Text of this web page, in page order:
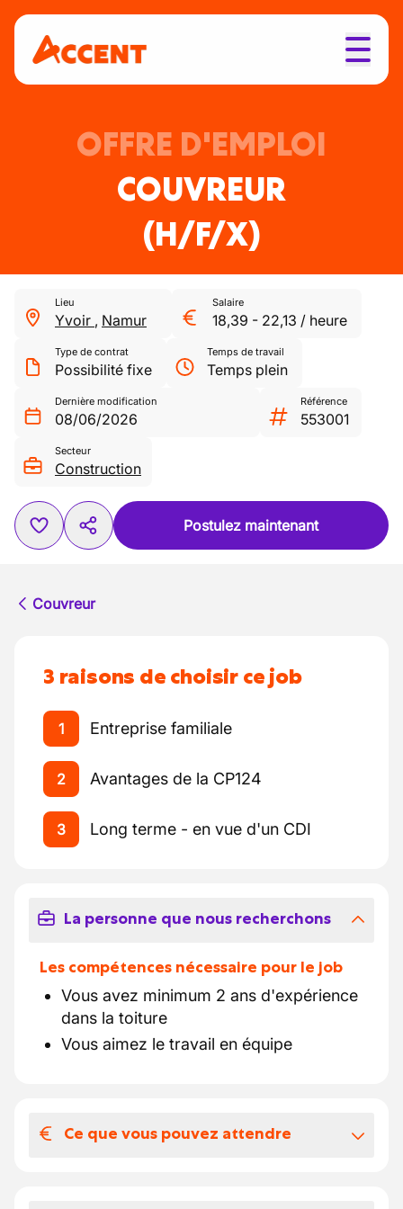
OFFRE D'EMPLOI
COUVREUR
(H/F/X)
Lieu
Yvoir , Namur
Salaire
18,39 - 22,13 / heure
Type de contrat
Possibilité fixe
Temps de travail
Temps plein
Dernière modification
08/06/2026
Référence
553001
Secteur
Construction
Postulez maintenant
Couvreur
3 raisons de choisir ce job
1 Entreprise familiale
2 Avantages de la CP124
3 Long terme - en vue d'un CDI
La personne que nous recherchons
Les compétences nécessaire pour le job
Vous avez minimum 2 ans d'expérience
dans la toiture
Vous aimez le travail en équipe
Ce que vous pouvez attendre